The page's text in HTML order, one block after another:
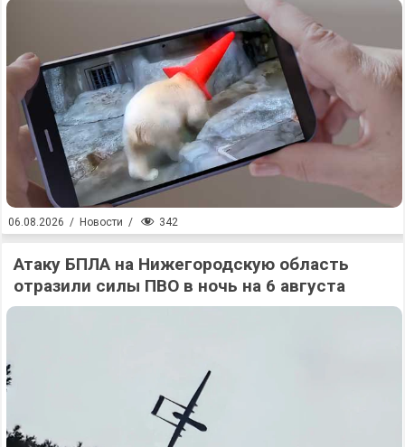
06.08.2026 / Новости / 342
Атаку БПЛА на Нижегородскую область
отразили силы ПВО в ночь на 6 августа